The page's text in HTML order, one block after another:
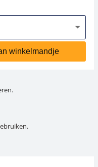
winkelmandje